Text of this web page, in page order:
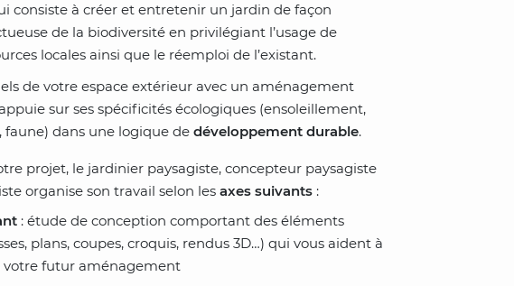
consiste à créer et entretenir un jardin de façon
de la biodiversité en privilégiant l’usage de
locales ainsi que le réemploi de l’existant.
de votre espace extérieur avec un aménagement
sur ses spécificités écologiques (ensoleillement,
faune) dans une logique dedéveloppement durable.
projet, le jardinier paysagiste, concepteur paysagiste
organise son travail selon lesaxes suivants :
: étude de conception comportant des éléments
plans, coupes, croquis, rendus 3D…) qui vous aident à
votre futur aménagement